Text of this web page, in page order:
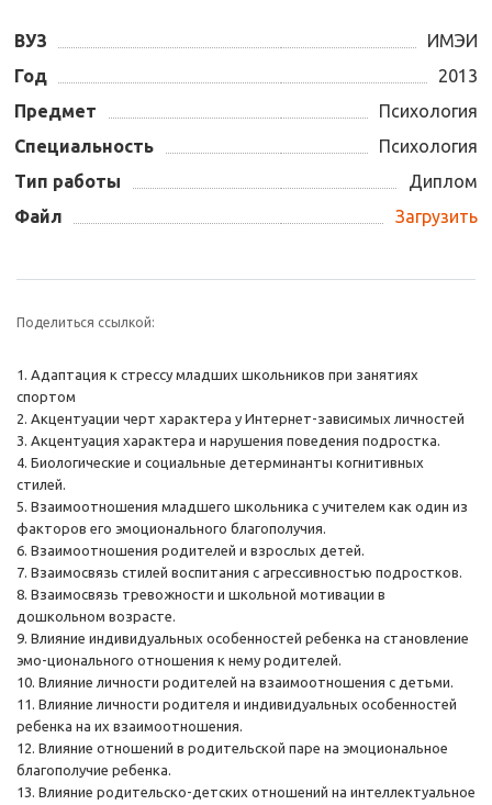
ВУЗ
ИМЭИ
Год
2013
Предмет
Психология
Специальность
Психология
Тип работы
Диплом
Файл
Загрузить
Поделиться ссылкой:
1. Адаптация к стрессу младших школьников при занятиях
спортом
2. Акцентуации черт характера у Интернет-зависимых личностей
3. Акцентуация характера и нарушения поведения подростка.
4. Биологические и социальные детерминанты когнитивных
стилей.
5. Взаимоотношения младшего школьника с учителем как один из
факторов его эмоционального благополучия.
6. Взаимоотношения родителей и взрослых детей.
7. Взаимосвязь стилей воспитания с агрессивностью подростков.
8. Взаимосвязь тревожности и школьной мотивации в
дошкольном возрасте.
9. Влияние индивидуальных особенностей ребенка на становление
эмо-ционального отношения к нему родителей.
10. Влияние личности родителей на взаимоотношения с детьми.
11. Влияние личности родителя и индивидуальных особенностей
ребенка на их взаимоотношения.
12. Влияние отношений в родительской паре на эмоциональное
благополучие ребенка.
13. Влияние родительско-детских отношений на интеллектуальное